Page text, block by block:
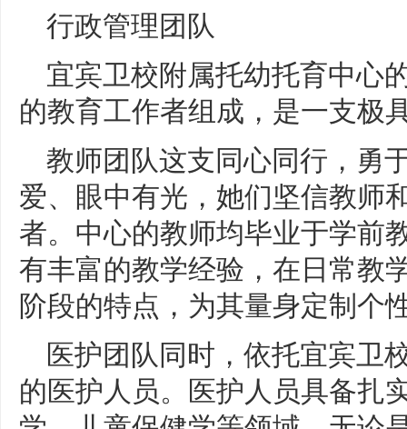
行政管理团队
宜宾卫校附属托幼托育中心
的教育工作者组成，是一支极
教师团队这支同心同行，勇
爱、眼中有光，她们坚信教师
者。中心的教师均毕业于学前
有丰富的教学经验，在日常教
阶段的特点，为其量身定制个
医护团队同时，依托宜宾卫
的医护人员。医护人员具备扎